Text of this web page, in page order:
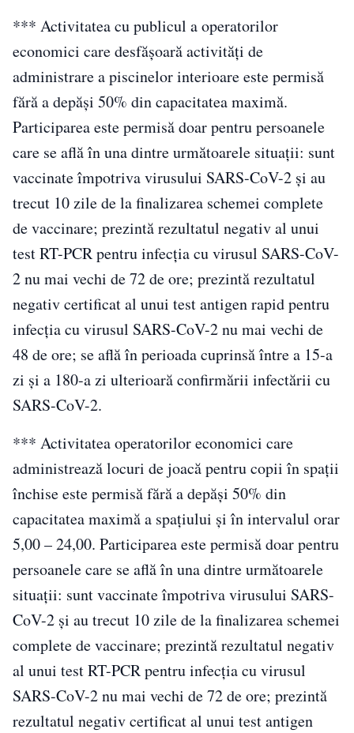
*** Activitatea cu publicul a operatorilor
economici care desfăşoară activităţi de
administrare a piscinelor interioare este permisă
fără a depăşi 50% din capacitatea maximă.
Participarea este permisă doar pentru persoanele
care se află în una dintre următoarele situaţii: sunt
vaccinate împotriva virusului SARS-CoV-2 şi au
trecut 10 zile de la finalizarea schemei complete
de vaccinare; prezintă rezultatul negativ al unui
test RT-PCR pentru infecţia cu virusul SARS-CoV-
2 nu mai vechi de 72 de ore; prezintă rezultatul
negativ certificat al unui test antigen rapid pentru
infecţia cu virusul SARS-CoV-2 nu mai vechi de
48 de ore; se află în perioada cuprinsă între a 15-a
zi şi a 180-a zi ulterioară confirmării infectării cu
SARS-CoV-2.
*** Activitatea operatorilor economici care
administrează locuri de joacă pentru copii în spaţii
închise este permisă fără a depăşi 50% din
capacitatea maximă a spaţiului şi în intervalul orar
5,00 – 24,00. Participarea este permisă doar pentru
persoanele care se află în una dintre următoarele
situaţii: sunt vaccinate împotriva virusului SARS-
CoV-2 şi au trecut 10 zile de la finalizarea schemei
complete de vaccinare; prezintă rezultatul negativ
al unui test RT-PCR pentru infecţia cu virusul
SARS-CoV-2 nu mai vechi de 72 de ore; prezintă
rezultatul negativ certificat al unui test antigen